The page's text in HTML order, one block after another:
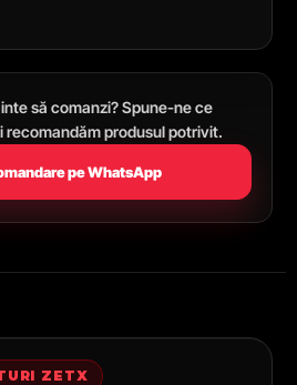
să comanzi? Spune-ne ce
recomandăm produsul potrivit.
pe WhatsApp
ZETX